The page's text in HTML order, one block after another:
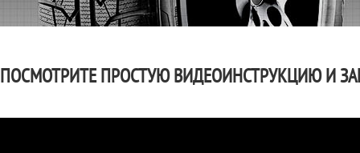
ПОСМОТРИТЕ ПРОСТУЮ ВИДЕОИНСТРУКЦИЮ И